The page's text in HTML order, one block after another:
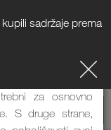
sadržaje prema
Oni imaju dvije
za osnovno
S druge strane,